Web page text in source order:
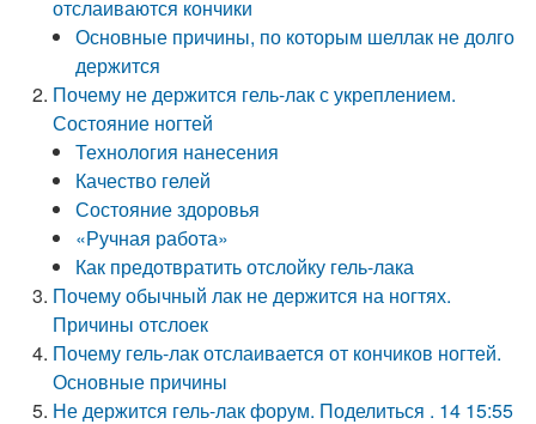
отслаиваются кончики
Основные причины, по которым шеллак не долго
держится
Почему не держится гель-лак с укреплением.
Состояние ногтей
Технология нанесения
Качество гелей
Состояние здоровья
«Ручная работа»
Как предотвратить отслойку гель-лака
Почему обычный лак не держится на ногтях.
Причины отслоек
Почему гель-лак отслаивается от кончиков ногтей.
Основные причины
Не держится гель-лак форум. Поделиться . 14 15:55